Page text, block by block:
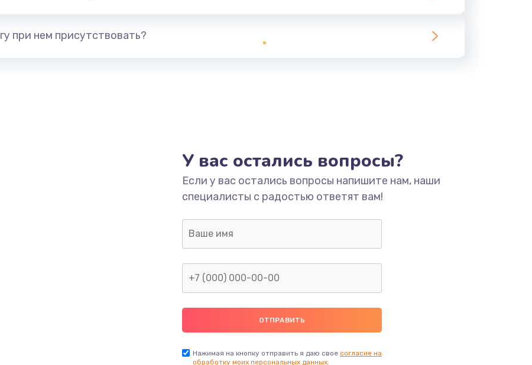
при нем присутствовать?
У вас остались вопросы?
Если у вас остались вопросы напишите нам, наши
специалисты с радостью ответят вам!
Нажимая на кнопку отправить я даю свое согласие на
обработку моих персональных данных.